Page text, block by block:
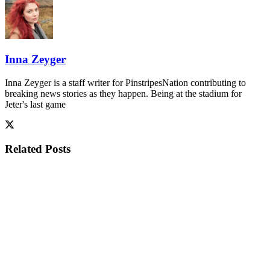
Inna Zeyger
Inna Zeyger is a staff writer for PinstripesNation contributing to
breaking news stories as they happen. Being at the stadium for
Jeter's last game
Related Posts